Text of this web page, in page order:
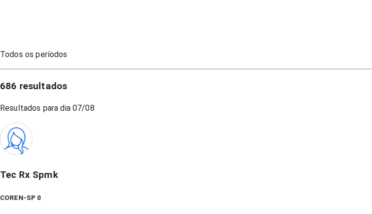
Todos os períodos
686 resultados
Resultados para dia 07/08
Tec Rx Spmk
COREN-SP 0